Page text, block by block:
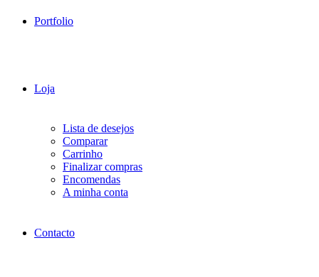
Portfolio
Loja
Lista de desejos
Comparar
Carrinho
Finalizar compras
Encomendas
A minha conta
Contacto